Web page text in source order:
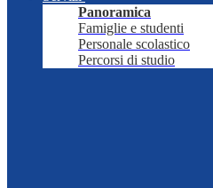
Panoramica
Famiglie e studenti
Personale scolastico
Percorsi di studio